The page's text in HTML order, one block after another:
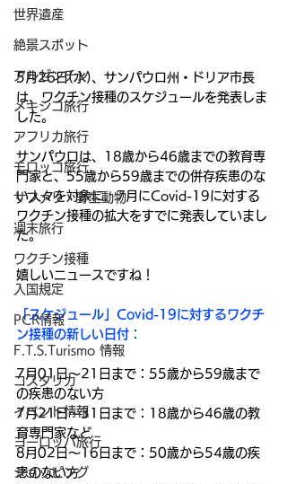
世界遺産
絶景スポット
アルゼンチン
メキシコ旅行
アフリカ旅行
モロッコ旅行
サファリ・野生動物
週末旅行
ワクチン接種
入国規定
PCR情報
F.T.S.Turismo 情報
コスタリカ
イベント情報
ヨーロッパ旅行
ショッピング
5月26日(水)、サンパウロ州・ドリア市長
は、ワクチン接種のスケジュールを発表しま
した。
サンパウロは、18歳から46歳までの教育専
門家と、55歳から59歳までの併存疾患のな
い人々を対象に、7月にCovid-19に対する
ワクチン接種の拡大をすでに発表していまし
た。
嬉しいニュースですね！
「スケジュール」Covid-19に対するワクチ
ン接種の新しい日付：
7月01日～21日まで：55歳から59歳まで
の疾患のない方
7月21日～31日まで：18歳から46歳の教
育専門家など
8月02日～16日まで：50歳から54歳の疾
患のない方